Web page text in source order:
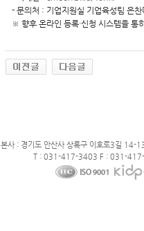
- 문의처 : 기업지원실 기업육성팀 은
※ 향후 온라인 등록·신청 시스템을 통
본사 : 경기도 안산사 상록구 이호로3길 14-
T : 031-417-3403 F : 031-